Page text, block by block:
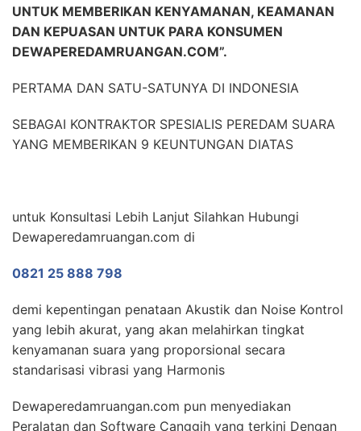
UNTUK MEMBERIKAN KENYAMANAN, KEAMANAN
DAN KEPUASAN UNTUK PARA KONSUMEN
DEWAPEREDAMRUANGAN.COM”.
PERTAMA DAN SATU-SATUNYA DI INDONESIA
SEBAGAI KONTRAKTOR SPESIALIS PEREDAM SUARA
YANG MEMBERIKAN 9 KEUNTUNGAN DIATAS
untuk Konsultasi Lebih Lanjut Silahkan Hubungi
Dewaperedamruangan.com di
0821 25 888 798
demi kepentingan penataan Akustik dan Noise Kontrol
yang lebih akurat, yang akan melahirkan tingkat
kenyamanan suara yang proporsional secara
standarisasi vibrasi yang Harmonis
Dewaperedamruangan.com pun menyediakan
Peralatan dan Software Canggih yang terkini Dengan